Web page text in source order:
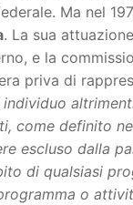
Ma nel
. La sua
e la
priva di
individuo
come definito
escluso dalla
di qualsiasi
o